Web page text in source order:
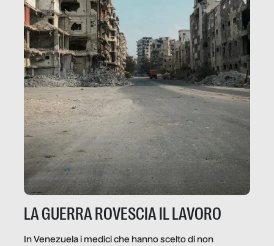
LA GUERRA ROVESCIA IL LAVORO
In Venezuela i medici che hanno scelto di non